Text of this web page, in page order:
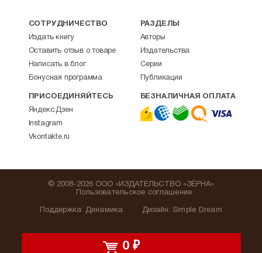
0 ₽
СОТРУДНИЧЕСТВО
Издать книгу
Оставить отзыв о товаре
Написать в блог
Бонусная программа
РАЗДЕЛЫ
Авторы
Издательства
Серии
Публикации
ПРИСОЕДИНЯЙТЕСЬ
Яндекс.Дзен
Instagram
Vkontakte.ru
БЕЗНАЛИЧНАЯ ОПЛАТА
Поддержка: Динамика
© 2008-2026 ООО «ИЗДАТЕЛЬСТВО «ЗЁРНА»
Пользовательское соглашение
Дизайн: Simple Dream